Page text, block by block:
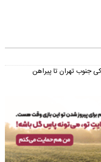
جنوب تهران تا پیراهن